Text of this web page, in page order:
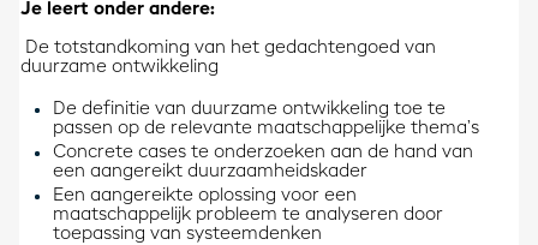
Je leert onder andere:
De totstandkoming van het gedachtengoed van
duurzame ontwikkeling
De definitie van duurzame ontwikkeling toe te
passen op de relevante maatschappelijke thema’s
Concrete cases te onderzoeken aan de hand van
een aangereikt duurzaamheidskader
Een aangereikte oplossing voor een
maatschappelijk probleem te analyseren door
toepassing van systeemdenken